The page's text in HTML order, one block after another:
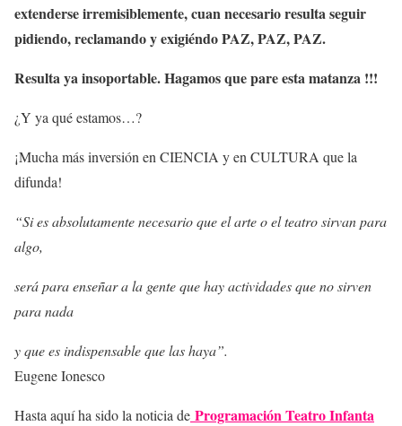
extenderse irremisiblemente, cuan necesario resulta seguir
pidiendo, reclamando y exigiéndo PAZ, PAZ, PAZ.
Resulta ya insoportable. Hagamos que pare esta matanza !!!
¿Y ya qué estamos…?
¡Mucha más inversión en CIENCIA y en CULTURA que la
difunda!
“Si es absolutamente necesario que el arte o el teatro sirvan para
algo,
será para enseñar a la gente que hay actividades que no sirven
para nada
y que es indispensable que las haya”.
Eugene Ionesco
Hasta aquí ha sido la noticia de Programación Teatro Infanta